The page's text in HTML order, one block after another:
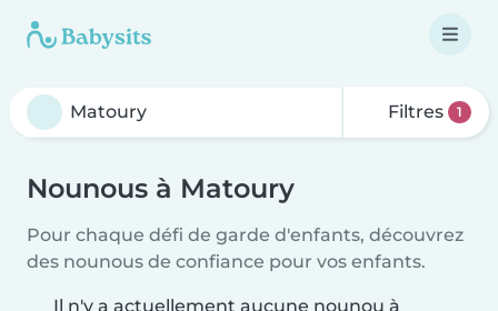
Filtres 1
Nounous à Matoury
Pour chaque défi de garde d'enfants, découvrez
des nounous de confiance pour vos enfants.
Il n'y a actuellement aucune nounou à